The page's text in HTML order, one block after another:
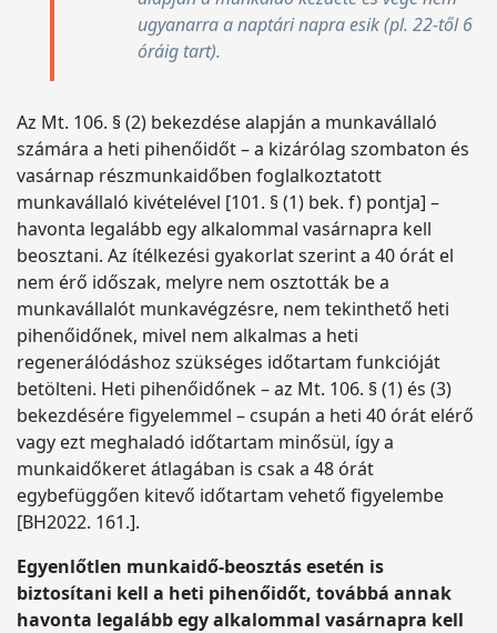
ugyanarra a naptári napra esik (pl. 22-től 6
óráig tart).
Az Mt. 106. § (2) bekezdése alapján a munkavállaló
számára a heti pihenőidőt – a kizárólag szombaton és
vasárnap részmunkaidőben foglalkoztatott
munkavállaló kivételével [101. § (1) bek. f) pontja] –
havonta legalább egy alkalommal vasárnapra kell
beosztani. Az ítélkezési gyakorlat szerint a 40 órát el
nem érő időszak, melyre nem osztották be a
munkavállalót munkavégzésre, nem tekinthető heti
pihenőidőnek, mivel nem alkalmas a heti
regenerálódáshoz szükséges időtartam funkcióját
betölteni. Heti pihenőidőnek – az Mt. 106. § (1) és (3)
bekezdésére figyelemmel – csupán a heti 40 órát elérő
vagy ezt meghaladó időtartam minősül, így a
munkaidőkeret átlagában is csak a 48 órát
egybefüggően kitevő időtartam vehető figyelembe
[BH2022. 161.].
Egyenlőtlen munkaidő-beosztás esetén is
biztosítani kell a heti pihenőidőt, továbbá annak
havonta legalább egy alkalommal vasárnapra kell